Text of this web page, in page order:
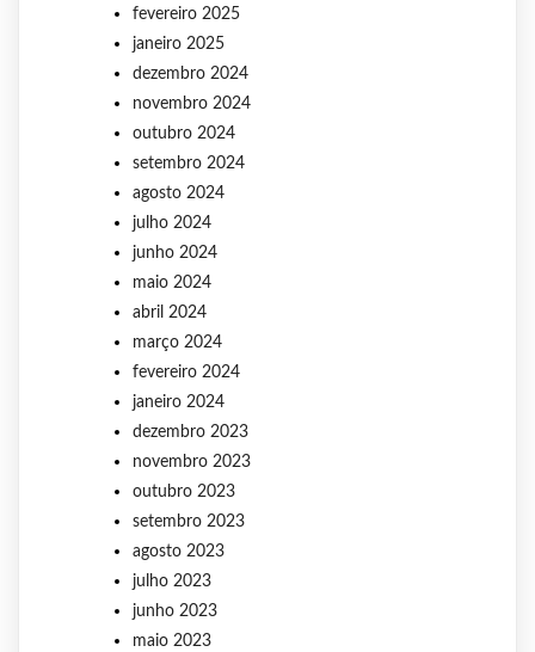
fevereiro 2025
janeiro 2025
dezembro 2024
novembro 2024
outubro 2024
setembro 2024
agosto 2024
julho 2024
junho 2024
maio 2024
abril 2024
março 2024
fevereiro 2024
janeiro 2024
dezembro 2023
novembro 2023
outubro 2023
setembro 2023
agosto 2023
julho 2023
junho 2023
maio 2023